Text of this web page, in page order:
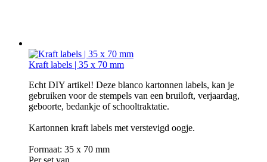
Kraft labels | 35 x 70 mm
Echt DIY artikel! Deze blanco kartonnen labels, kan je
gebruiken voor de stempels van een bruiloft, verjaardag,
geboorte, bedankje of schooltraktatie.
Kartonnen kraft labels met verstevigd oogje.
Formaat: 35 x 70 mm
Per set van…